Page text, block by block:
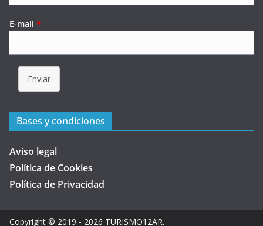
E-mail *
Enviar
Bases y condiciones
Aviso legal
Política de Cookies
Política de Privacidad
Copyright © 2019 - 2026 TURISMO12AR.